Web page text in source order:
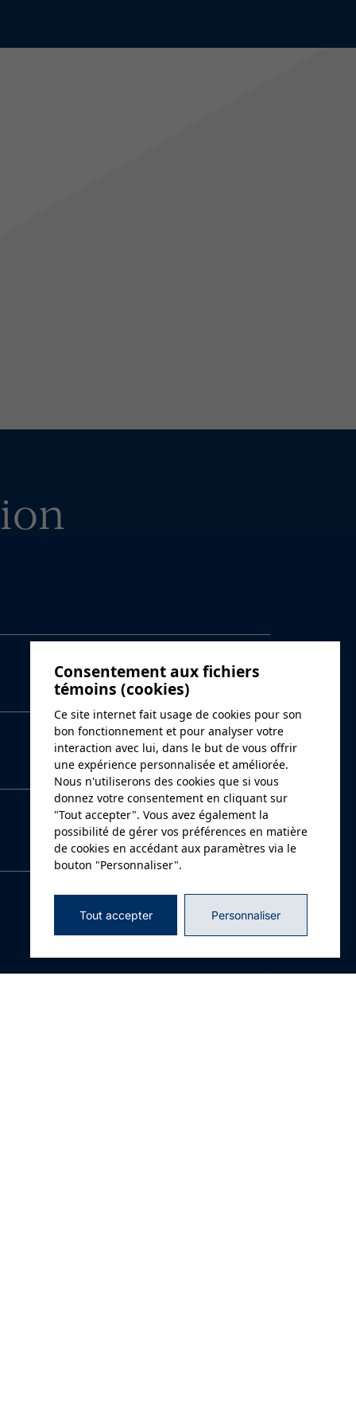
Consentement aux fichiers
témoins (cookies)
Ce site internet fait usage de cookies pour son
bon fonctionnement et pour analyser votre
interaction avec lui, dans le but de vous offrir
une expérience personnalisée et améliorée.
Nous n'utiliserons des cookies que si vous
donnez votre consentement en cliquant sur
"Tout accepter". Vous avez également la
possibilité de gérer vos préférences en matière
de cookies en accédant aux paramètres via le
bouton "Personnaliser".
Tout accepter Personnaliser